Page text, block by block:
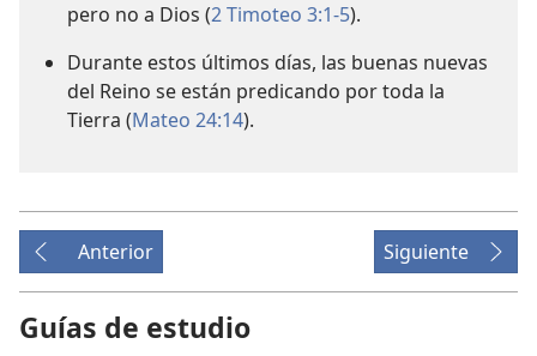
pero no a Dios (2 Timoteo 3:1-5).
Durante estos últimos días, las buenas nuevas
del Reino se están predicando por toda la
Tierra (Mateo 24:14).
Anterior Siguiente
Guías de estudio